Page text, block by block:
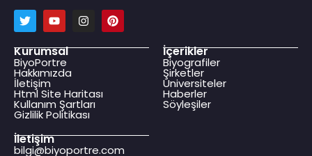
Kurumsal
BiyoPortre
Hakkımızda
İletişim
Html Site Haritası
Kullanım Şartları
Gizlilik Politikası
İçerikler
Biyografiler
Şirketler
Üniversiteler
Haberler
Söyleşiler
İletişim
bilgi@biyoportre.com